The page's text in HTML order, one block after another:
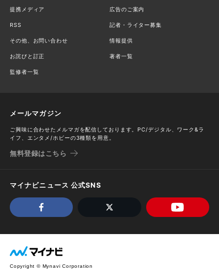
提携メディア 広告のご案内
RSS 記者・ライター募集
その他、お問い合わせ 情報提供
お詫びと訂正 著者一覧
監修者一覧
メールマガジン
ご興味に合わせたメルマガを配信しております。PC/デジタル、ワーク&ラ
イフ、エンタメ/ホビーの3種類を用意。
無料登録はこちら
マイナビニュース 公式SNS
Copyright © Mynavi Corporation